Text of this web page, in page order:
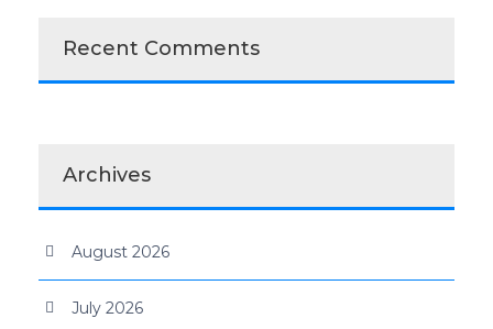
Recent Comments
Archives
August 2026
July 2026